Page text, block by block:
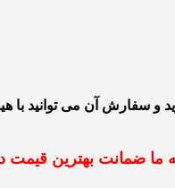
و سفار ش آن می توانید با
ما ضمانت بهترین قیمت